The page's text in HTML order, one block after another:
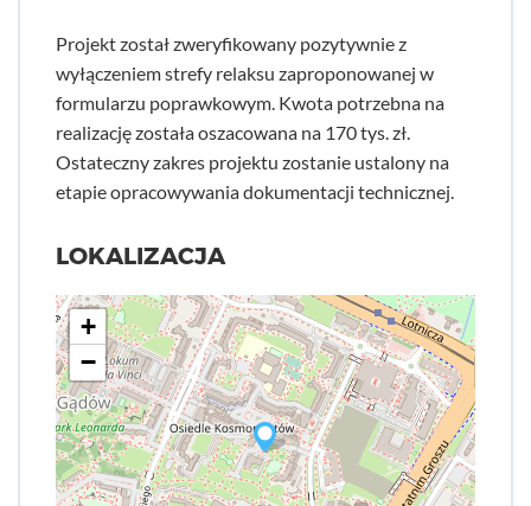
Projekt został zweryfikowany pozytywnie z
wyłączeniem strefy relaksu zaproponowanej w
formularzu poprawkowym. Kwota potrzebna na
realizację została oszacowana na 170 tys. zł.
Ostateczny zakres projektu zostanie ustalony na
etapie opracowywania dokumentacji technicznej.
LOKALIZACJA
+
−